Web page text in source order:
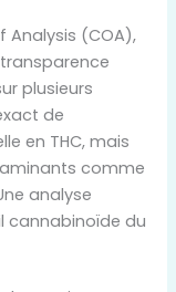
(COA),
plusieurs
de
en THC, mais
comme
analyse
cannabinoïde du